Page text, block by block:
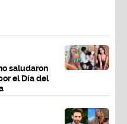
saludaron
el Día del